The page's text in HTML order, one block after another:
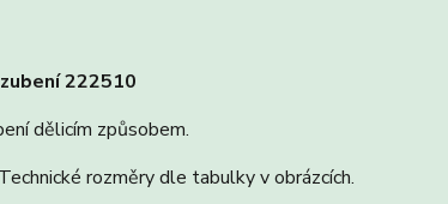
222510
dělicím způsobem.
rozměry dle tabulky v obrázcích.